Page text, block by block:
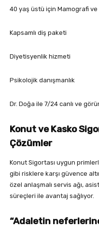
40 yaş üstü için Mamografi
Kapsamlı diş paketi
Diyetisyenlik hizmeti
Psikolojik danışmanlık
Dr. Doğa ile 7/24 canlı ve
Konut ve Kasko
Çözümler
Konut Sigortası uygun
gibi risklere karşı güvence
özel anlaşmalı servis ağı,
süreçleri ile avantaj sağlıyor.
“Adaletin